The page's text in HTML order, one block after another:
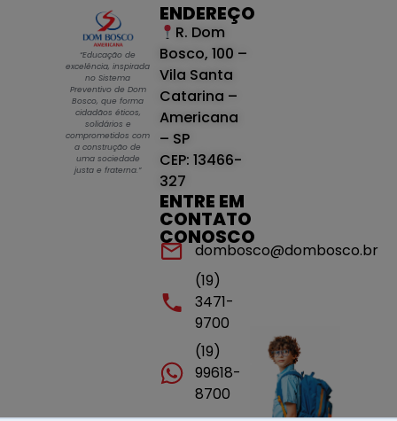
“Educação de
excelência, inspirada
no Sistema
Preventivo de Dom
Bosco, que forma
cidadãos éticos,
solidários e
comprometidos com
a construção de
uma sociedade
justa e fraterna.”
ENDEREÇO
R. Dom
Bosco, 100 –
Vila Santa
Catarina –
Americana
– SP
CEP: 13466-
327
ENTRE EM
CONTATO
CONOSCO
dombosco@dombosco.br
(19)
3471-
9700
(19)
99618-
8700